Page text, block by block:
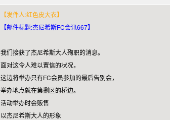
【发件人:红色皮大衣】
【邮件标题:杰尼希斯FC会讯667】
我们接获了杰尼希斯大人殉职的消息。
面对这令人难以置信的状况，
这边将举办只有FC会员参加的最后告别会，
举办地点就在第捌区的桥边。
活动举办时会贩售
以杰尼希斯大人的形象